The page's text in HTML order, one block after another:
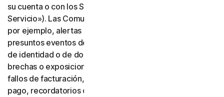
su cuenta o con los Servicios («Comunicaciones del
Servicio»). Las Comunicaciones del Servicio incluyen,
por ejemplo, alertas de identidad o de transacciones,
presuntos eventos de fraude o seguridad, verificación
de identidad o de dos factores, notificaciones de
brechas o exposiciones de datos, notificaciones de
fallos de facturación, actualizaciones de métodos de
pago, recordatorios de renovación y avisos de soporte